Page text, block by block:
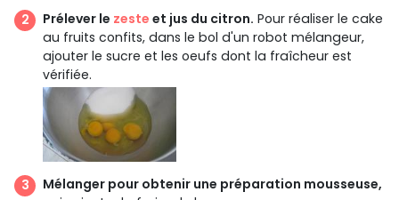
Prélever le zeste et jus du citron. Pour réaliser le cake
au fruits confits, dans le bol d'un robot mélangeur,
ajouter le sucre et les oeufs dont la fraîcheur est
vérifiée.
Mélanger pour obtenir une préparation mousseuse,